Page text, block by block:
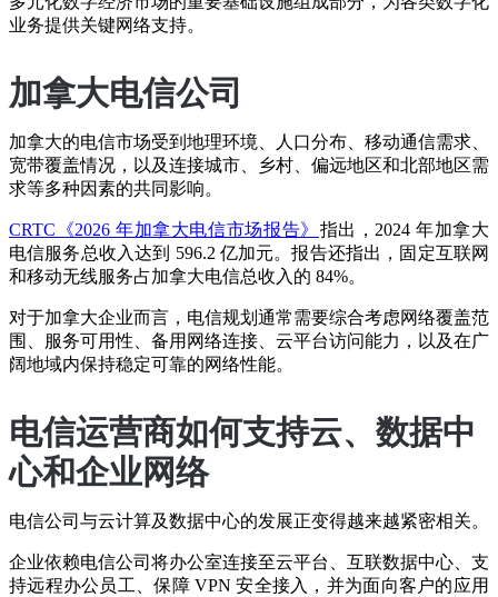
业务提供关键网络支持。
加拿大电信公司
加拿大的电信市场受到地理环境、人口分布、移动通信需求、
宽带覆盖情况，以及连接城市、乡村、偏远地区和北部地区需
求等多种因素的共同影响。
CRTC《2026 年加拿大电信市场报告》 指出，2024 年加拿大
电信服务总收入达到 596.2 亿加元。报告还指出，固定互联网
和移动无线服务占加拿大电信总收入的 84%。
对于加拿大企业而言，电信规划通常需要综合考虑网络覆盖范
围、服务可用性、备用网络连接、云平台访问能力，以及在广
阔地域内保持稳定可靠的网络性能。
电信运营商如何支持云、数据中
心和企业网络
电信公司与云计算及数据中心的发展正变得越来越紧密相关。
企业依赖电信公司将办公室连接至云平台、互联数据中心、支
持远程办公员工、保障 VPN 安全接入，并为面向客户的应用